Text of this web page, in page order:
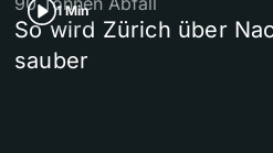
1 Min
So wird Zürich über
sauber